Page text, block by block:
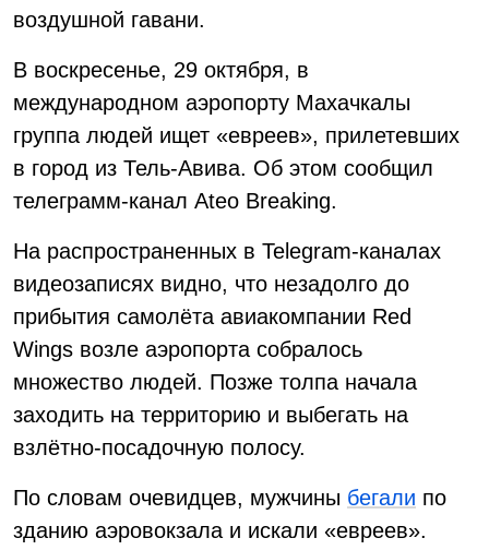
воздушной гавани.
В воскресенье, 29 октября, в
международном аэропорту Махачкалы
группа людей ищет «евреев», прилетевших
в город из Тель-Авива. Об этом сообщил
телеграмм-канал Ateo Breaking.
На распространенных в Telegram-каналах
видеозаписях видно, что незадолго до
прибытия самолёта авиакомпании Red
Wings возле аэропорта собралось
множество людей. Позже толпа начала
заходить на территорию и выбегать на
взлётно-посадочную полосу.
По словам очевидцев, мужчины бегали по
зданию аэровокзала и искали «евреев».